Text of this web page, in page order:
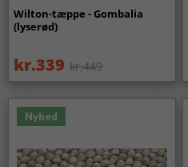
Wilton-tæppe - Gombalia
(lyserød)
kr.339 kr.449
Nyhed